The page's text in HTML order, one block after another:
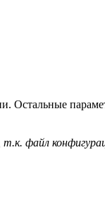
Остальные
файл